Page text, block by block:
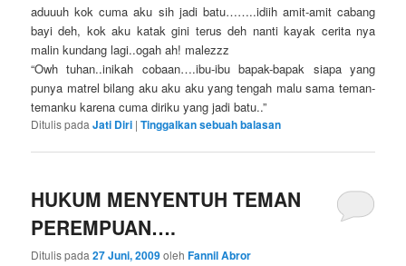
aduuuh kok cuma aku sih jadi batu……..idiih amit-amit cabang
bayi deh, kok aku katak gini terus deh nanti kayak cerita nya
malin kundang lagi..ogah ah! malezzz
“Owh tuhan..inikah cobaan….ibu-ibu bapak-bapak siapa yang
punya matrel bilang aku aku aku yang tengah malu sama teman-
temanku karena cuma diriku yang jadi batu..”
Ditulis pada Jati Diri |Tinggalkan sebuah balasan
HUKUM MENYENTUH TEMAN
PEREMPUAN….
Ditulis pada27 Juni, 2009olehFannil Abror